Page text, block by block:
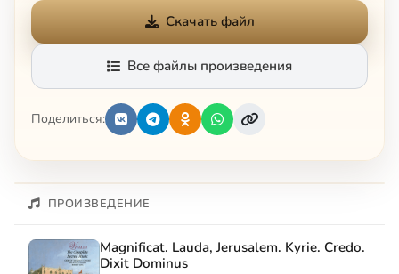
Скачать файл
Все файлы произведения
Поделиться:
ПРОИЗВЕДЕНИЕ
Magnificat. Lauda, Jerusalem. Kyrie. Credo.
Dixit Dominus